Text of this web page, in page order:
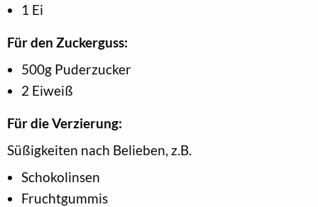
1 Ei
Für den Zuckerguss:
500g Puderzucker
2 Eiweiß
Für die Verzierung:
Süßigkeiten nach Belieben, z.B.
Schokolinsen
Fruchtgummis